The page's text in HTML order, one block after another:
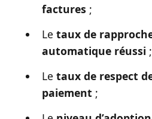
factures ;
Letaux de
automatique réussi ;
Letaux de respect
paiement ;